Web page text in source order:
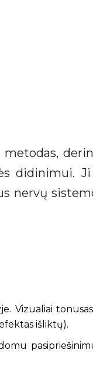
didinimui.
nervų
Vizualiai
išliktų).